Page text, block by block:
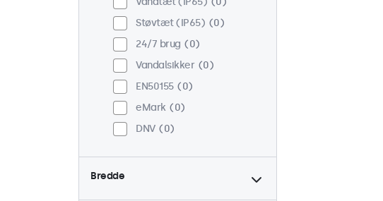
Støvtæt (IP65)
0
24/7 brug
0
Vandalsikker
0
EN50155
0
eMark
0
DNV
0
Bredde